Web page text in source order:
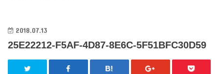
2018.07.13
25E22212-F5AF-4D87-8E6C-5F51BFC30D59